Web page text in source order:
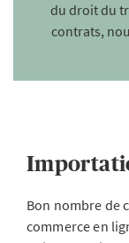
du droit du
contrats,
Bon nombre de
commerce en